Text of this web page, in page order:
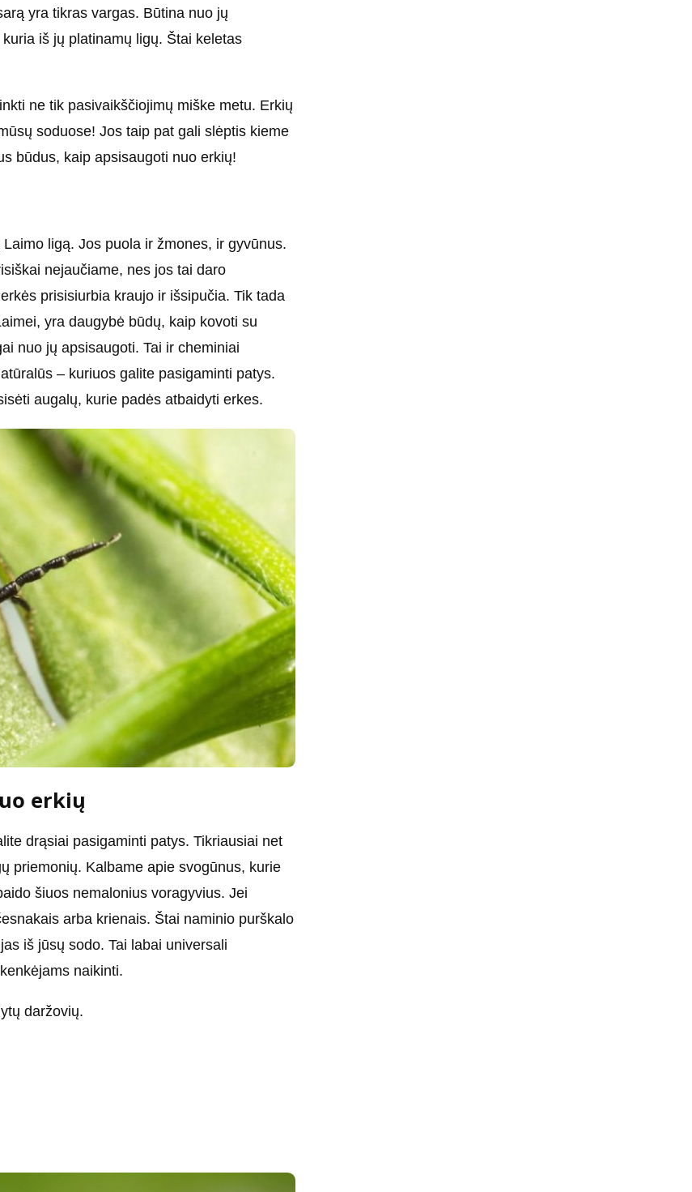
yra tikras vargas. Būtina nuo jų
iš jų platinamų ligų. Štai keletas
ne tik pasivaikščiojimų miške metu. Erkių
soduose! Jos taip pat gali slėptis kieme
būdus, kaip apsisaugoti nuo erkių!
ligą. Jos puola ir žmones, ir gyvūnus.
nejaučiame, nes jos tai daro
prisisiurbia kraujo ir išsipučia. Tik tada
yra daugybė būdų, kaip kovoti su
nuo jų apsisaugoti. Tai ir cheminiai
– kuriuos galite pasigaminti patys.
augalų, kurie padės atbaidyti erkes.
erkių
drąsiai pasigaminti patys. Tikriausiai net
priemonių. Kalbame apie svogūnus, kurie
šiuos nemalonius voragyvius. Jei
arba krienais. Štai naminio purškalo
iš jūsų sodo. Tai labai universali
naikinti.
daržovių.